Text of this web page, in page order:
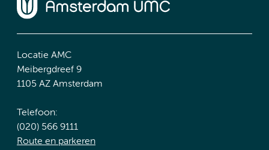
Locatie AMC
Meibergdreef 9
1105 AZ Amsterdam
Telefoon:
(020) 566 9111
Route en parkeren